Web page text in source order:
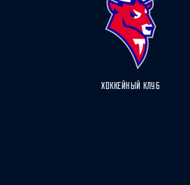
ХОККЕЙНЫЙ КЛУБ